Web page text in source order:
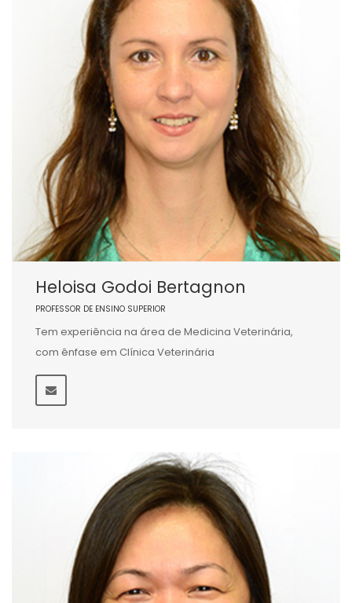
Heloisa Godoi Bertagnon
PROFESSOR DE ENSINO SUPERIOR
Tem experiência na área de Medicina Veterinária,
com ênfase em Clínica Veterinária